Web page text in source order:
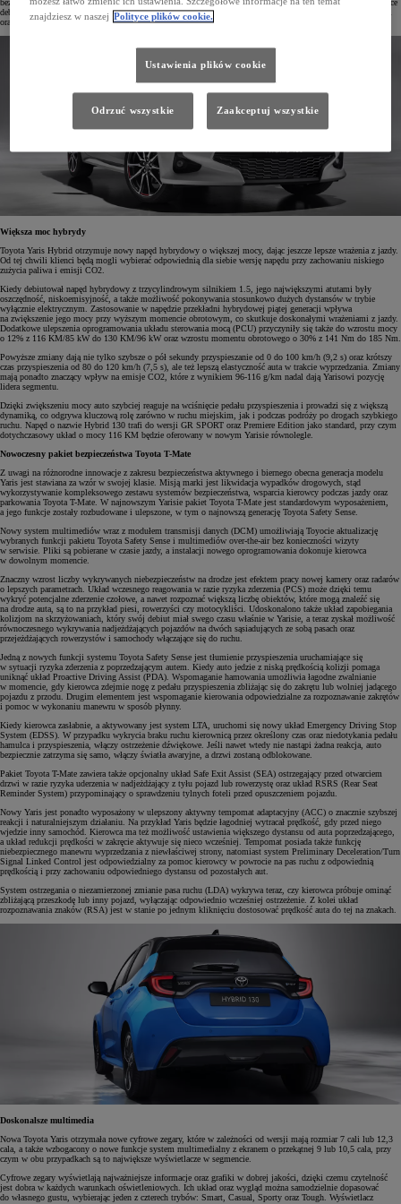
bezpieczeństwa Toyota T-Mate, w tym najnowszą generacją Toyota Safety Sense. Yaris Hybrid to także miejsce
debiutu nowych zegarów cyfrowych, systemu multimedialnego Toyota Smart Connect z większymi ekranami
oraz cyfrowego kluczyka. Początek rezerwacji online nowej Toyoty Yaris ma nastąpić w lipcu.
Większa moc hybrydy
Toyota Yaris Hybrid otrzymuje nowy napęd hybrydowy o większej mocy, dając jeszcze lepsze wrażenia z jazdy.
Od tej chwili klienci będą mogli wybierać odpowiednią dla siebie wersję napędu przy zachowaniu niskiego
zużycia paliwa i emisji CO2.
Kiedy debiutował napęd hybrydowy z trzycylindrowym silnikiem 1.5, jego największymi atutami były
oszczędność, niskoemisyjność, a także możliwość pokonywania stosunkowo dużych dystansów w trybie
wyłącznie elektrycznym. Zastosowanie w napędzie przekładni hybrydowej piątej generacji wpływa
na zwiększenie jego mocy przy wyższym momencie obrotowym, co skutkuje doskonałymi wrażeniami z jazdy.
Dodatkowe ulepszenia oprogramowania układu sterowania mocą (PCU) przyczyniły się także do wzrostu mocy
o 12% z 116 KM/85 kW do 130 KM/96 kW oraz wzrostu momentu obrotowego o 30% z 141 Nm do 185 Nm.
Powyższe zmiany dają nie tylko szybsze o pół sekundy przyspieszanie od 0 do 100 km/h (9,2 s) oraz krótszy
czas przyspieszenia od 80 do 120 km/h (7,5 s), ale też lepszą elastyczność auta w trakcie wyprzedzania. Zmiany
mają ponadto znaczący wpływ na emisje CO2, które z wynikiem 96-116 g/km nadal dają Yarisowi pozycję
lidera segmentu.
Dzięki zwiększeniu mocy auto szybciej reaguje na wciśnięcie pedału przyspieszenia i prowadzi się z większą
dynamiką, co odgrywa kluczową rolę zarówno w ruchu miejskim, jak i podczas podróży po drogach szybkiego
ruchu. Napęd o nazwie Hybrid 130 trafi do wersji GR SPORT oraz Premiere Edition jako standard, przy czym
dotychczasowy układ o mocy 116 KM będzie oferowany w nowym Yarisie równolegle.
Nowoczesny pakiet bezpieczeństwa Toyota T-Mate
Z uwagi na różnorodne innowacje z zakresu bezpieczeństwa aktywnego i biernego obecna generacja modelu
Yaris jest stawiana za wzór w swojej klasie. Misją marki jest likwidacja wypadków drogowych, stąd
wykorzystywanie kompleksowego zestawu systemów bezpieczeństwa, wsparcia kierowcy podczas jazdy oraz
parkowania Toyota T-Mate. W najnowszym Yarisie pakiet Toyota T-Mate jest standardowym wyposażeniem,
a jego funkcje zostały rozbudowane i ulepszone, w tym o najnowszą generację Toyota Safety Sense.
Nowy system multimediów wraz z modułem transmisji danych (DCM) umożliwiają Toyocie aktualizację
wybranych funkcji pakietu Toyota Safety Sense i multimediów over-the-air bez konieczności wizyty
w serwisie. Pliki są pobierane w czasie jazdy, a instalacji nowego oprogramowania dokonuje kierowca
w dowolnym momencie.
Znaczny wzrost liczby wykrywanych niebezpieczeństw na drodze jest efektem pracy nowej kamery oraz radarów
o lepszych parametrach. Układ wczesnego reagowania w razie ryzyka zderzenia (PCS) może dzięki temu
wykryć potencjalne zderzenie czołowe, a nawet rozpoznać większą liczbę obiektów, które mogą znaleźć się
na drodze auta, są to na przykład piesi, rowerzyści czy motocykliści. Udoskonalono także układ zapobiegania
kolizjom na skrzyżowaniach, który swój debiut miał swego czasu właśnie w Yarisie, a teraz zyskał możliwość
równoczesnego wykrywania nadjeżdżających pojazdów na dwóch sąsiadujących ze sobą pasach oraz
przejeżdżających rowerzystów i samochody włączające się do ruchu.
Jedną z nowych funkcji systemu Toyota Safety Sense jest tłumienie przyspieszenia uruchamiające się
w sytuacji ryzyka zderzenia z poprzedzającym autem. Kiedy auto jedzie z niską prędkością kolizji pomaga
uniknąć układ Proactive Driving Assist (PDA). Wspomaganie hamowania umożliwia łagodne zwalnianie
w momencie, gdy kierowca zdejmie nogę z pedału przyspieszenia zbliżając się do zakrętu lub wolniej jadącego
pojazdu z przodu. Drugim elementem jest wspomaganie kierowania odpowiedzialne za rozpoznawanie zakrętów
i pomoc w wykonaniu manewru w sposób płynny.
Kiedy kierowca zasłabnie, a aktywowany jest system LTA, uruchomi się nowy układ Emergency Driving Stop
System (EDSS). W przypadku wykrycia braku ruchu kierownicą przez określony czas oraz niedotykania pedału
hamulca i przyspieszenia, włączy ostrzeżenie dźwiękowe. Jeśli nawet wtedy nie nastąpi żadna reakcja, auto
bezpiecznie zatrzyma się samo, włączy światła awaryjne, a drzwi zostaną odblokowane.
Pakiet Toyota T-Mate zawiera także opcjonalny układ Safe Exit Assist (SEA) ostrzegający przed otwarciem
drzwi w razie ryzyka uderzenia w nadjeżdżający z tyłu pojazd lub rowerzystę oraz układ RSRS (Rear Seat
Reminder System) przypominający o sprawdzeniu tylnych foteli przed opuszczeniem pojazdu.
Nowy Yaris jest ponadto wyposażony w ulepszony aktywny tempomat adaptacyjny (ACC) o znacznie szybszej
reakcji i naturalniejszym działaniu. Na przykład Yaris będzie łagodniej wytracał prędkość, gdy przed niego
wjedzie inny samochód. Kierowca ma też możliwość ustawienia większego dystansu od auta poprzedzającego,
a układ redukcji prędkości w zakręcie aktywuje się nieco wcześniej. Tempomat posiada także funkcję
niebezpiecznego manewru wyprzedzania z niewłaściwej strony, natomiast system Preliminary Deceleration/Turn
Signal Linked Control jest odpowiedzialny za pomoc kierowcy w powrocie na pas ruchu z odpowiednią
prędkością i przy zachowaniu odpowiedniego dystansu od pozostałych aut.
System ostrzegania o niezamierzonej zmianie pasa ruchu (LDA) wykrywa teraz, czy kierowca próbuje ominąć
zbliżającą przeszkodę lub inny pojazd, wyłączając odpowiednio wcześniej ostrzeżenie. Z kolei układ
rozpoznawania znaków (RSA) jest w stanie po jednym kliknięciu dostosować prędkość auta do tej na znakach.
Doskonalsze multimedia
Nowa Toyota Yaris otrzymała nowe cyfrowe zegary, które w zależności od wersji mają rozmiar 7 cali lub 12,3
cala, a także wzbogacony o nowe funkcje system multimedialny z ekranem o przekątnej 9 lub 10,5 cala, przy
czym w obu przypadkach są to największe wyświetlacze w segmencie.
Cyfrowe zegary wyświetlają najważniejsze informacje oraz grafiki w dobrej jakości, dzięki czemu czytelność
jest dobra w każdych warunkach oświetleniowych. Ich układ oraz wygląd można samodzielnie dopasować
do własnego gustu, wybierając jeden z czterech trybów: Smart, Casual, Sporty oraz Tough. Wyświetlacz
znajdziesz w naszej Polityce plików cookie.
Ustawienia plików cookie
Odrzuć wszystkie Zaakceptuj wszystkie